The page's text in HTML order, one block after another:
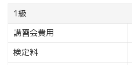
1級
講習会費用
検定料